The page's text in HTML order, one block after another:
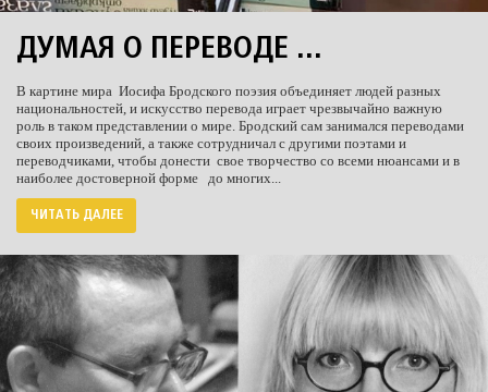
ДУМАЯ О ПЕРЕВОДЕ ...
В картине мира Иосифа Бродского поэзия объединяет людей разных
национальностей, и искусство перевода играет чрезвычайно важную
роль в таком представлении о мире. Бродский сам занимался переводами
своих произведений, а также сотрудничал с другими поэтами и
переводчиками, чтобы донести свое творчество со всеми нюансами и в
наиболее достоверной форме до многих...
ЧИТАТЬ ДАЛЕЕ